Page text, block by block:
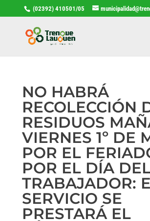
(02392) 410501/05
NO HABRÁ
RECOLECCIÓN
RESIDUOS
VIERNES 1º DE
POR EL
POR EL DÍA
TRABAJADOR:
SERVICIO SE
PRESTARÁ EL